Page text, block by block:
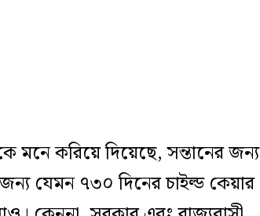
মনে করিয়ে দিয়েছে, সন্তানের জন্য
যেমন ৭৩০ দিনের চাইল্ড কেয়ার